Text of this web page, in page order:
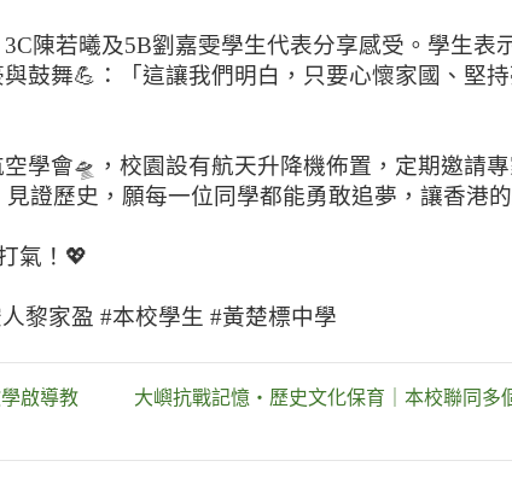
陳若曦及5B劉嘉雯學生代表分享感受。學生表
鼓舞💪：「這讓我們明白，只要心懷家國、堅
學會🛸，校園設有航天升降機佈置，定期邀請
證歷史，願每一位同學都能勇敢追夢，讓香港
氣！💖
黎家盈 #本校學生 #黃楚標中學
啟導教
大嶼抗戰記憶・歷史文化保育｜本校聯同多